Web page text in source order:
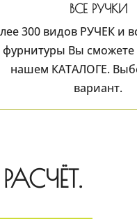
ВСЕ РУЧКИ
300 видов РУЧЕК и
фурнитуры Вы сможете
нашем КАТАЛОГЕ.
вариант.